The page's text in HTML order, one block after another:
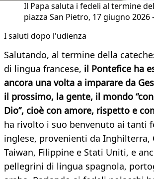
Il Papa saluta i fedeli al termine
piazza San Pietro, 17 giugno 2026
I saluti dopo l'udienza
Salutando, al termine della
di lingua francese, il Pontefice ha
ancora una volta a imparare da
il prossimo, la gente, il mondo
Dio”, cioè con amore, rispetto e
ha rivolto i suo benvenuto ai tanti
inglese, provenienti da Inghilterra,
Taiwan, Filippine e Stati Uniti, e
pellegrini di lingua spagnola,